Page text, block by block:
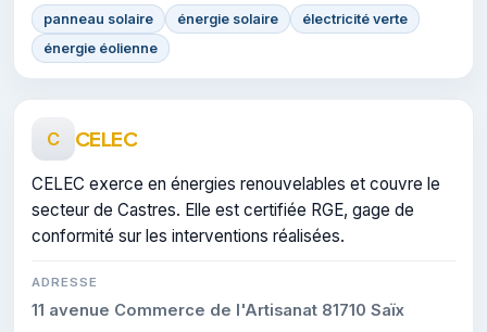
panneau solaire énergie solaire
électricité verte
énergie éolienne
C CELEC
CELEC exerce en énergies renouvelables et couvre le
secteur de Castres. Elle est certifiée RGE, gage de
conformité sur les interventions réalisées.
ADRESSE
11 avenue Commerce de l'Artisanat 81710 Saïx